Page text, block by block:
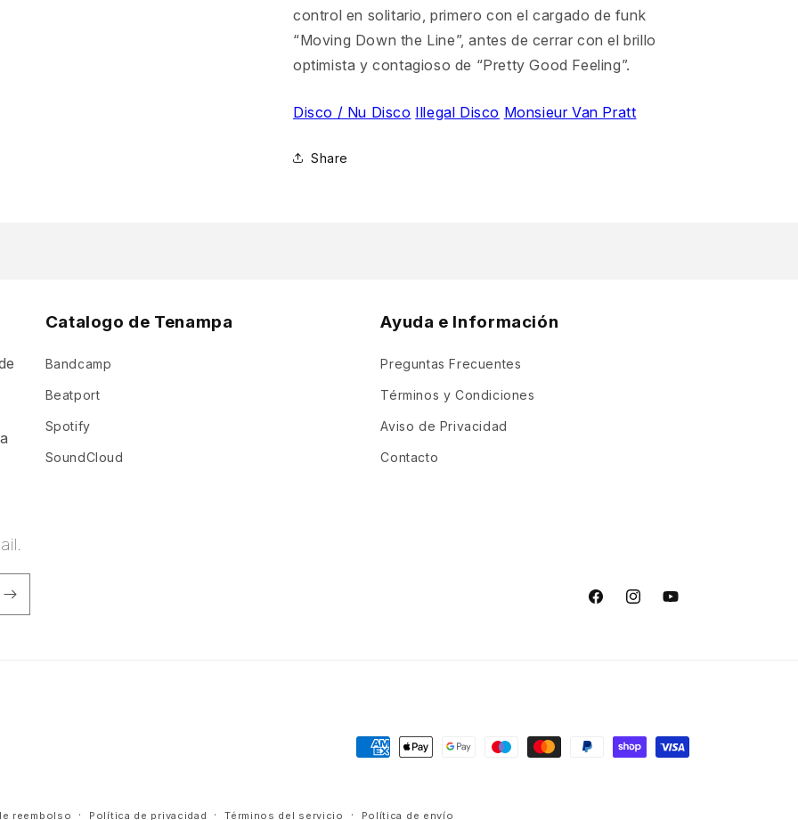
control en solitario, primero con el cargado de funk
“Moving Down the Line”, antes de cerrar con el brillo
optimista y contagioso de “Pretty Good Feeling”.
Disco / Nu Disco Illegal Disco Monsieur Van Pratt
Share
Catalogo de Tenampa
Bandcamp
Beatport
Spotify
SoundCloud
Ayuda e Información
Preguntas Frecuentes
Términos y Condiciones
Aviso de Privacidad
Contacto
FacebookInstagramYouTube
Formas
reembolso Política de privacidad Términos del servicio Política de envío